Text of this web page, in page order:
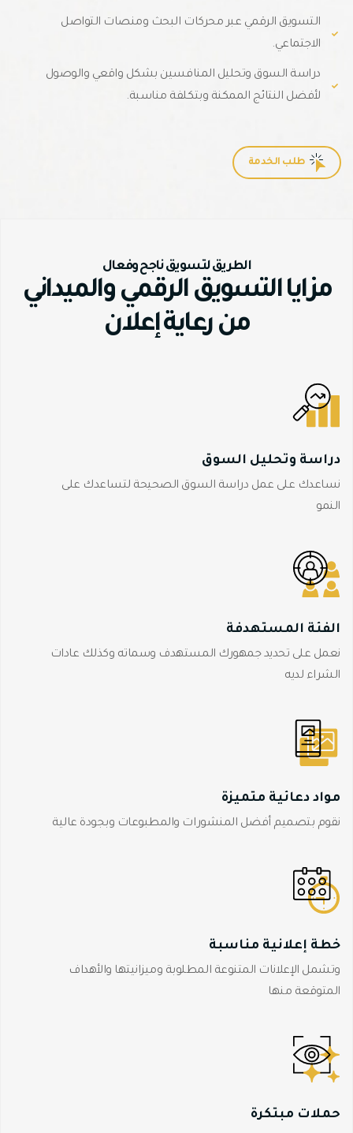
التسويق الرقمي عبر محركات البحث ومنصات التواصل
الاجتماعي.
دراسة السوق وتحليل المنافسين بشكل واقعي والوصول
لأفضل النتائج الممكنة وبتكلفة مناسبة.
طلب الخدمة
الطريق لتسويق ناجح وفعال
مزايا التسويق الرقمي والميداني
من رعاية إعلان
دراسة وتحليل السوق
نساعدك على عمل دراسة السوق الصحيحة لتساعدك على
النمو
الفئة المستهدفة
نعمل على تحديد جمهورك المستهدف وسماته وكذلك عادات
الشراء لديه
مواد دعائية متميزة
نقوم بتصميم أفضل المنشورات والمطبوعات وبجودة عالية
خطة إعلانية مناسبة
وتشمل الإعلانات المتنوعة المطلوبة وميزانيتها والأهداف
المتوقعة منها
حملات مبتكرة